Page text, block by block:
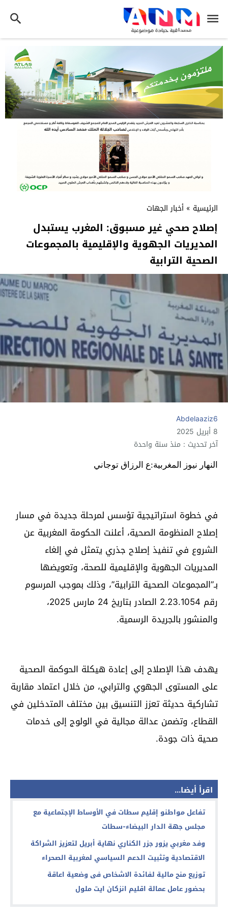
الرئيسية » أخبار الجهات
إصلاح صحي غير مسبوق: المغرب يستبدل
المديريات الجهوية والإقليمية بالمجموعات
الصحية الترابية
Abdelaaziz6
8 أبريل 2025
آخر تحديث : منذ سنة واحدة
النهار نيوز المغربية:ع الرزاق توجاني
في خطوة استراتيجية تؤسس لمرحلة جديدة في مسار
إصلاح المنظومة الصحية، أعلنت الحكومة المغربية عن
الشروع في تنفيذ إصلاح جذري يتمثل في إلغاء
المديريات الجهوية والإقليمية للصحة، وتعويضها
بـ”المجموعات الصحية الترابية”، وذلك بموجب المرسوم
رقم 2.23.1054 الصادر بتاريخ 24 مارس 2025،
والمنشور بالجريدة الرسمية.
يهدف هذا الإصلاح إلى إعادة هيكلة الحوكمة الصحية
على المستوى الجهوي والترابي، من خلال اعتماد مقاربة
تشاركية حديثة تعزز التنسيق بين مختلف المتدخلين في
القطاع، وتضمن عدالة مجالية في الولوج إلى خدمات
صحية ذات جودة.
اقرأ أيضا...
تفاعل مواطنو إقليم سطات في الأوساط الإجتماعية مع
مجلس جهة الدار البيضاء-سطات
وفد مغربي يزور جزر الكناري نهاية أبريل لتعزيز الشراكة
الاقتصادية وتثبيت الدعم السياسي لمغربية الصحراء
توزيع منح مالية لفائدة الاشخاص فى وضعية اعاقة
بحضور عامل عمالة اقليم انزكان ايت ملول